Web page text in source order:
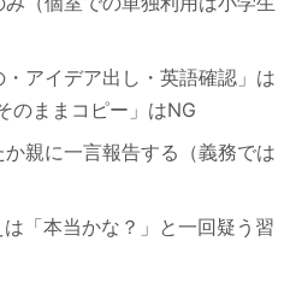
アイデア出し・英語確認」は
のままコピー」はNG
親に一言報告する（義務では
「本当かな？」と一回疑う習